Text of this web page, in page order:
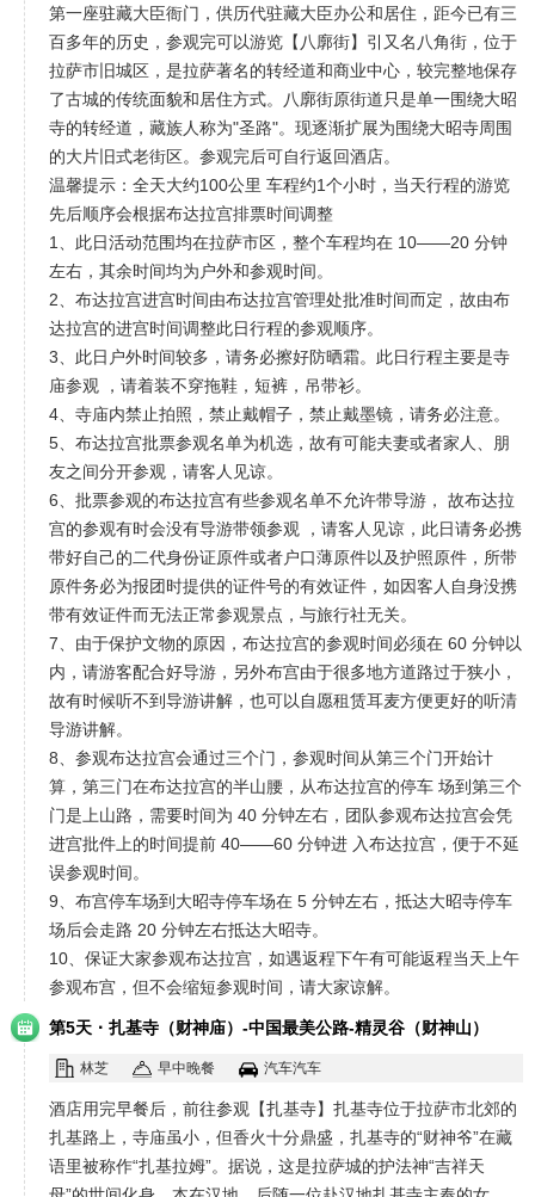
第一座驻藏大臣衙门，供历代驻藏大臣办公和居住，距今已有三
百多年的历史，参观完可以游览【八廓街】引又名八角街，位于
拉萨市旧城区，是拉萨著名的转经道和商业中心，较完整地保存
了古城的传统面貌和居住方式。八廓街原街道只是单一围绕大昭
寺的转经道，藏族人称为"圣路"。现逐渐扩展为围绕大昭寺周围
的大片旧式老街区。参观完后可自行返回酒店。
温馨提示：全天大约100公里 车程约1个小时，当天行程的游览
先后顺序会根据布达拉宫排票时间调整
1、此日活动范围均在拉萨市区，整个车程均在 10——20 分钟
左右，其余时间均为户外和参观时间。
2、布达拉宫进宫时间由布达拉宫管理处批准时间而定，故由布
达拉宫的进宫时间调整此日行程的参观顺序。
3、此日户外时间较多，请务必擦好防晒霜。此日行程主要是寺
庙参观 ，请着装不穿拖鞋，短裤，吊带衫。
4、寺庙内禁止拍照，禁止戴帽子，禁止戴墨镜，请务必注意。
5、布达拉宫批票参观名单为机选，故有可能夫妻或者家人、朋
友之间分开参观，请客人见谅。
6、批票参观的布达拉宫有些参观名单不允许带导游， 故布达拉
宫的参观有时会没有导游带领参观 ，请客人见谅，此日请务必携
带好自己的二代身份证原件或者户口薄原件以及护照原件，所带
原件务必为报团时提供的证件号的有效证件，如因客人自身没携
带有效证件而无法正常参观景点，与旅行社无关。
7、由于保护文物的原因，布达拉宫的参观时间必须在 60 分钟以
内，请游客配合好导游，另外布宫由于很多地方道路过于狭小，
故有时候听不到导游讲解，也可以自愿租赁耳麦方便更好的听清
导游讲解。
8、参观布达拉宫会通过三个门，参观时间从第三个门开始计
算，第三门在布达拉宫的半山腰，从布达拉宫的停车 场到第三个
门是上山路，需要时间为 40 分钟左右，团队参观布达拉宫会凭
进宫批件上的时间提前 40——60 分钟进 入布达拉宫，便于不延
误参观时间。
9、布宫停车场到大昭寺停车场在 5 分钟左右，抵达大昭寺停车
场后会走路 20 分钟左右抵达大昭寺。
10、保证大家参观布达拉宫，如遇返程下午有可能返程当天上午
参观布宫，但不会缩短参观时间，请大家谅解。
第5天 · 扎基寺（财神庙）-中国最美公路-精灵谷（财神山）
林芝 早中晚餐 汽车汽车
酒店用完早餐后，前往参观【扎基寺】扎基寺位于拉萨市北郊的
扎基路上，寺庙虽小，但香火十分鼎盛，扎基寺的“财神爷”在藏
语里被称作“扎基拉姆”。据说，这是拉萨城的护法神“吉祥天